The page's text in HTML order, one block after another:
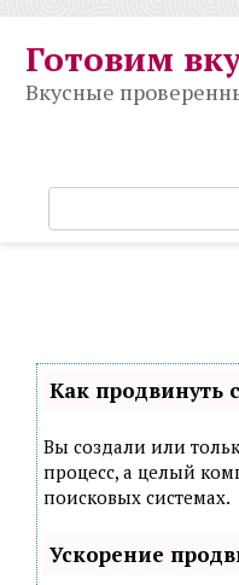
контенту
Готовим
Вкусные
о
Как продвинуть
Вы создали или
процесс, а целый
поисковых системах.
Ускорение